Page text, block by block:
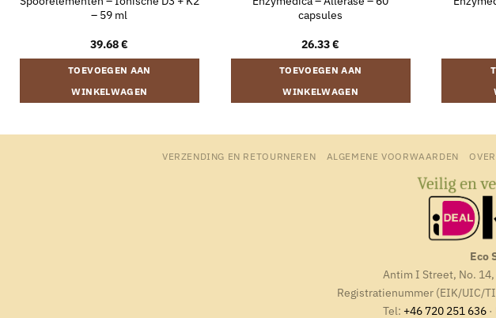
– 59 ml
39.68€
TOEVOEGEN AAN
WINKELWAGEN
capsules
26.33€
TOEVOEGEN AAN
WINKELWAGEN
VERZENDING EN RETOURNEREN ALGEMENE VOORWAARDEN OVER
Eco
Antim I Street, No.
Registratienummer (EIK/UIC/
Tel: +46 720 251 636·